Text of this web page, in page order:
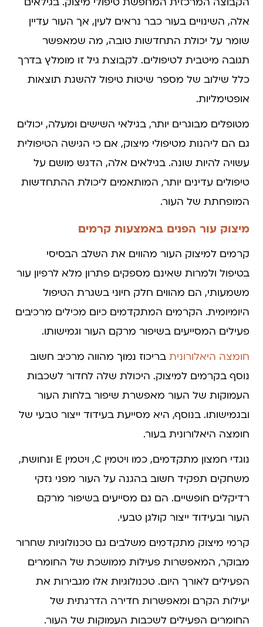
הקבוצה המרכזית המחפשת טיפולי מיצוק. בגילאים
אלה, השינויים בעור כבר נראים לעין, אך העור עדיין
שומר על יכולת התחדשות טובה, מה שמאפשר
תגובה מיטבית לטיפולים. לקבוצת גיל זו מומלץ בדרך
כלל שילוב של מספר שיטות טיפול להשגת תוצאות
אופטימליות.
מטופלים מבוגרים יותר, בגילאי השישים ומעלה, יכולים
גם הם ליהנות מטיפולי מיצוק, אם כי הגישה הטיפולית
עשויה להיות שונה. בגילאים אלה, הדגש מושם על
טיפולים עדינים יותר, המותאמים ליכולת ההתחדשות
המופחתת של העור.
מיצוק עור הפנים באמצעות קרמים
קרמים למיצוק העור מהווים את השלב הבסיסי
בטיפול ולמרות שאינם מספקים פתרון מלא לרפיון עור
משמעותי, הם מהווים חלק חיוני בשגרת הטיפול
היומיומית. הקרמים המתקדמים כיום מכילים מרכיבים
פעילים המסייעים בשיפור מרקם העור וגמישותו.
חומצה היאלורונית בריכוז נמוך מהווה מרכיב חשוב
נוסף בקרמים למיצוק. היכולת שלה לחדור לשכבות
העמוקות של העור מאפשרת שיפור בלחות העור
ובגמישותו. בנוסף, היא מסייעת בעידוד ייצור טבעי של
חומצה היאלורונית בעור.
נוגדי חמצון מתקדמים, כמו ויטמין C, ויטמין E ונחושת,
משחקים תפקיד חשוב בהגנה על העור מפני נזקי
רדיקלים חופשיים. הם גם מסייעים בשיפור מרקם
העור ובעידוד ייצור קולגן טבעי.
קרמי מיצוק מתקדמים משלבים גם טכנולוגיות שחרור
מבוקר, המאפשרות פעילות ממושכת של החומרים
הפעילים לאורך היום. טכנולוגיות אלו מגבירות את
יעילות הקרם ומאפשרות חדירה הדרגתית של
החומרים הפעילים לשכבות העמוקות של העור.